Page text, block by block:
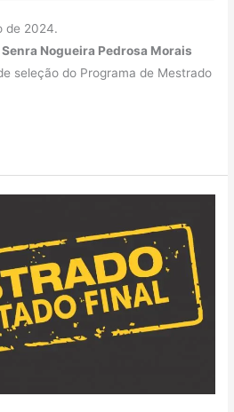
de 2024.
Nogueira Pedrosa Morais
seleção do Programa de Mestrado